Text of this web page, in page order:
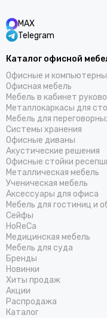
MAX
Telegram
Каталог офисной
Офисные и
Офисная мебель
Мебель в кабинет
Металлокаркасы для
Мебель для
Системы хранения
Офисные диваны
Акустические решения
Офисные стойки
Металлическая мебель
Ученическая мебель
Аксессуары для офиса
Мебель для гостиниц и
Cейфы
HoReCa
Медицинская мебель
Мебель для суда
Бренды
Новинки
Хиты продаж
Акции
Распродажа
Каталог